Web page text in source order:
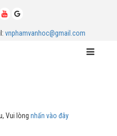
vnphamvanhoc@gmail.com
Vui lòng nhấn vào đây